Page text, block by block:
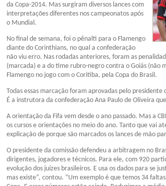
da Copa-2014. Mas surgiram diversos lances com
interpretações diferentes nos campeonatos após
o Mundial.
No final de semana, foi o pênalti para o Flamengo
diante do Corinthians, no qual a confederação
não viu erro. Nas rodadas anteriores, foram as
(marcada) e a do time rubro-negro contra o Goiás (não
Flamengo no jogo com o Coritiba, pela Copa do Brasil.
Todas essas marcação foram aprovadas pelo
É a instrutora da confederação Ana Paulo de Oliveira
A orientação da Fifa vem desde o ano passado. Mas a
os cursos e orientações no meio do ano. Tanto que vai
explicação de porque são marcados os lances de mão
O presidente da comissão defendeu a arbitragem no
dirigentes, jogadores e técnicos. Para ele, com 920
evolução dos juízes brasileiros. E usa os dados para se
mas existe”, contou. “Um exemplo é que temos 34